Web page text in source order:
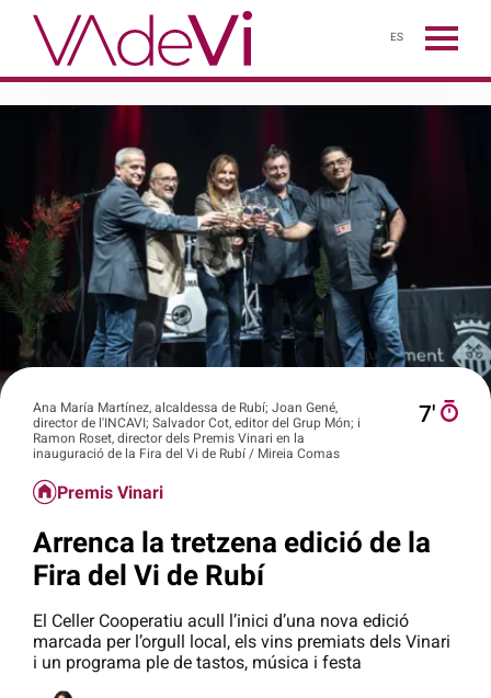
ES
Ana María Martínez, alcaldessa de Rubí; Joan Gené,
director de l'INCAVI; Salvador Cot, editor del Grup Món; i
Ramon Roset, director dels Premis Vinari en la
inauguració de la Fira del Vi de Rubí / Mireia Comas
7′
Premis Vinari
Arrenca la tretzena edició de la
Fira del Vi de Rubí
El Celler Cooperatiu acull l’inici d’una nova edició
marcada per l’orgull local, els vins premiats dels Vinari
i un programa ple de tastos, música i festa